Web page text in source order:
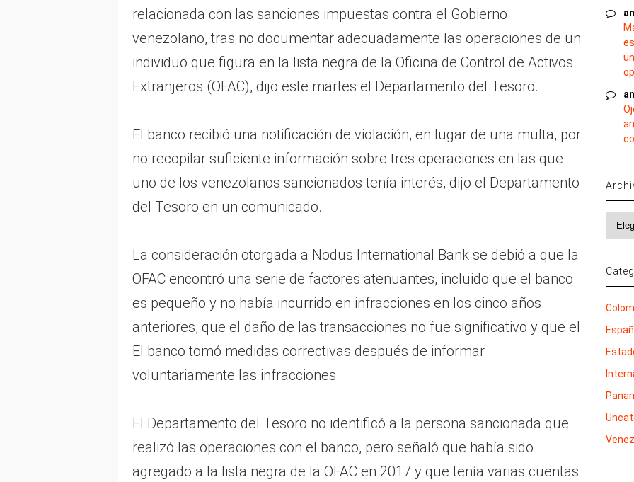
relacionada con las sanciones impuestas contra el Gobierno
venezolano, tras no documentar adecuadamente las operaciones de un
individuo que figura en la lista negra de la Oficina de Control de Activos
Extranjeros (OFAC), dijo este martes el Departamento del Tesoro.
El banco recibió una notificación de violación, en lugar de una multa, por
no recopilar suficiente información sobre tres operaciones en las que
uno de los venezolanos sancionados tenía interés, dijo el Departamento
del Tesoro en un comunicado.
La consideración otorgada a Nodus International Bank se debió a que la
OFAC encontró una serie de factores atenuantes, incluido que el banco
es pequeño y no había incurrido en infracciones en los cinco años
anteriores, que el daño de las transacciones no fue significativo y que el
El banco tomó medidas correctivas después de informar
voluntariamente las infracciones.
El Departamento del Tesoro no identificó a la persona sancionada que
realizó las operaciones con el banco, pero señaló que había sido
agregado a la lista negra de la OFAC en 2017 y que tenía varias cuentas